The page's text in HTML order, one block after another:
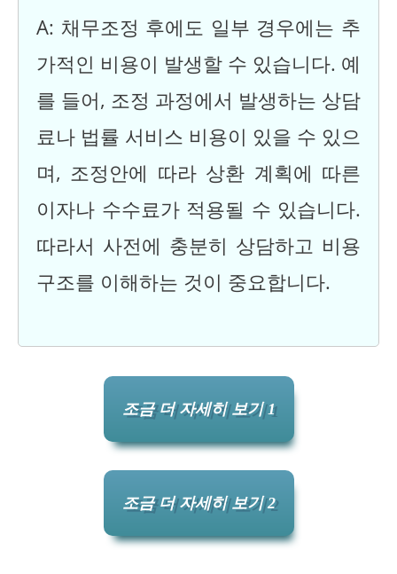
A: 채무조정 후에도 일부 경우에는 추
가적인 비용이 발생할 수 있습니다. 예
를 들어, 조정 과정에서 발생하는 상담
료나 법률 서비스 비용이 있을 수 있으
며, 조정안에 따라 상환 계획에 따른
이자나 수수료가 적용될 수 있습니다.
따라서 사전에 충분히 상담하고 비용
구조를 이해하는 것이 중요합니다.
조금 더 자세히 보기 1
조금 더 자세히 보기 2